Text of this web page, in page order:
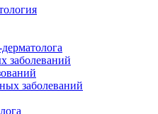
заболеваний
заболеваний